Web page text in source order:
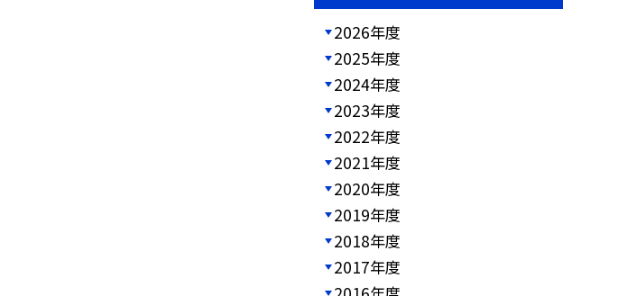
2026年度
2025年度
2024年度
2023年度
2022年度
2021年度
2020年度
2019年度
2018年度
2017年度